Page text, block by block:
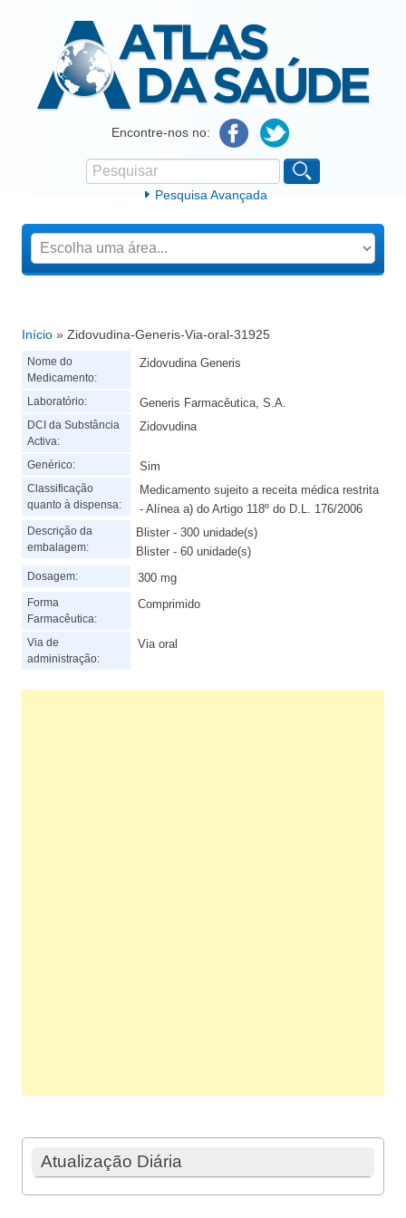
Atlas da SaúdeEncontre-nos no:
Formulário de procura
Pesquisar
Pesquisa Avançada
Está aqui
Início » Zidovudina-Generis-Via-oral-31925
Nome do
Medicamento:
Zidovudina Generis
Laboratório: Generis Farmacêutica, S.A.
DCI da Substância
Activa:
Zidovudina
Genérico: Sim
Classificação
quanto à dispensa:
Medicamento sujeito a receita médica restrita
- Alínea a) do Artigo 118º do D.L. 176/2006
Descrição da
embalagem:
Blister - 300 unidade(s)
Blister - 60 unidade(s)
Dosagem: 300 mg
Forma
Farmacêutica:
Comprimido
Via de
administração:
Via oral
Atualização Diária